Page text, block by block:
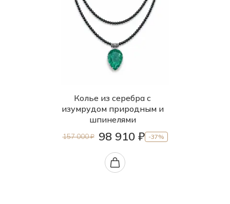
Колье из серебра с
изумрудом природным и
шпинелями
157 000 ₽ 98 910 ₽ -37%